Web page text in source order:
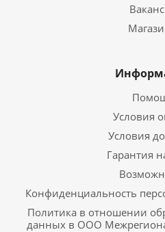
Условия
Условия
Гарантия
Конфиденциальность
Политика в отношении
данных в ООО